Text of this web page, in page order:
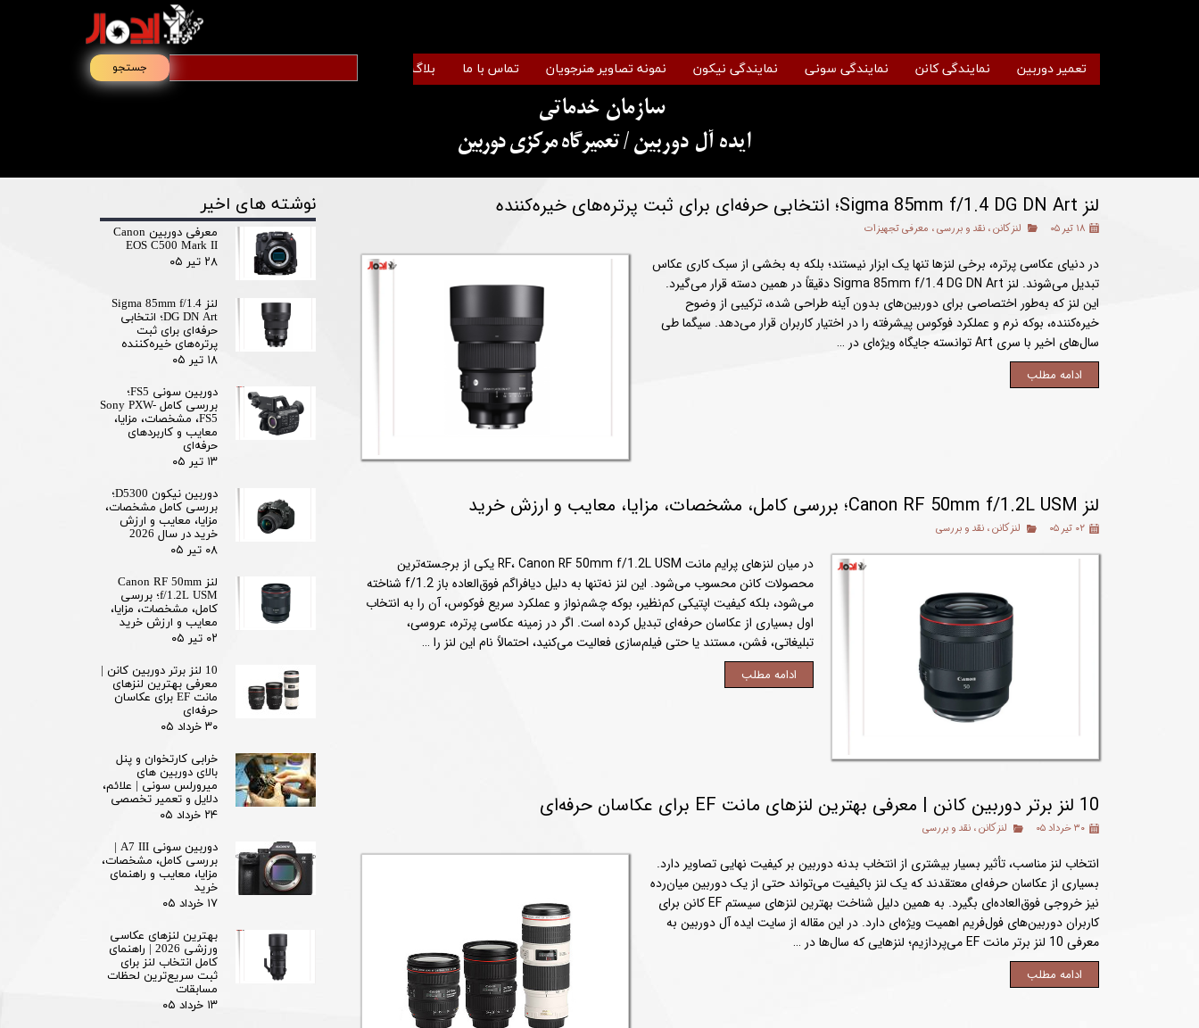
سازمان خدماتی
​​​​​​​ایده آل دوربین / تعمیرگاه مرکزی دوربین
جستجو تعمیر دوربین نمایندگی کانن نمایندگی سونی نمایندگی نیکون نمونه تصاویر هنرجویان تماس با ما بلاگ
لنز Sigma 85mm f/1.4 DG DN Art؛ انتخابی حرفه‌ای برای ثبت پرتره‌های خیره‌کننده
۱۸ تیر ۰۵ لنز کانن، نقد و بررسی، معرفی تجهیزات
در دنیای عکاسی پرتره، برخی لنزها تنها یک ابزار نیستند؛ بلکه به بخشی از سبک کاری عکاس
تبدیل می‌شوند. لنز Sigma 85mm f/1.4 DG DN Art دقیقاً در همین دسته قرار می‌گیرد.
این لنز که به‌طور اختصاصی برای دوربین‌های بدون آینه طراحی شده، ترکیبی از وضوح
خیره‌کننده، بوکه نرم و عملکرد فوکوس پیشرفته را در اختیار کاربران قرار می‌دهد. سیگما طی
سال‌های اخیر با سری Art توانسته جایگاه ویژه‌ای در …
ادامه مطلب
لنز Canon RF 50mm f/1.2L USM؛ بررسی کامل، مشخصات، مزایا، معایب و ارزش خرید
۰۲ تیر ۰۵ لنز کانن، نقد و بررسی
در میان لنزهای پرایم مانت RF، Canon RF 50mm f/1.2L USM یکی از برجسته‌ترین
محصولات کانن محسوب می‌شود. این لنز نه‌تنها به دلیل دیافراگم فوق‌العاده باز f/1.2 شناخته
می‌شود، بلکه کیفیت اپتیکی کم‌نظیر، بوکه چشم‌نواز و عملکرد سریع فوکوس، آن را به انتخاب
اول بسیاری از عکاسان حرفه‌ای تبدیل کرده است. اگر در زمینه عکاسی پرتره، عروسی،
تبلیغاتی، فشن، مستند یا حتی فیلم‌سازی فعالیت می‌کنید، احتمالاً نام این لنز را …
ادامه مطلب
10 لنز برتر دوربین کانن | معرفی بهترین لنزهای مانت EF برای عکاسان حرفه‌ای
۳۰ خرداد ۰۵ لنز کانن، نقد و بررسی
انتخاب لنز مناسب، تأثیر بسیار بیشتری از انتخاب بدنه دوربین بر کیفیت نهایی تصاویر دارد.
بسیاری از عکاسان حرفه‌ای معتقدند که یک لنز باکیفیت می‌تواند حتی از یک دوربین میان‌رده
نیز خروجی فوق‌العاده‌ای بگیرد. به همین دلیل شناخت بهترین لنزهای سیستم EF کانن برای
کاربران دوربین‌های فول‌فریم اهمیت ویژه‌ای دارد. در این مقاله از سایت ایده آل دوربین به
معرفی 10 لنز برتر مانت EF می‌پردازیم؛ لنزهایی که سال‌ها در …
ادامه مطلب
نوشته های اخیر
معرفی دوربین Canon
EOS C500 Mark II
۲۸ تیر ۰۵
لنز Sigma 85mm f/1.4
DG DN Art؛ انتخابی
حرفه‌ای برای ثبت
پرتره‌های خیره‌کننده
۱۸ تیر ۰۵
دوربین سونی FS5؛
بررسی کامل Sony PXW-
FS5، مشخصات، مزایا،
معایب و کاربردهای
حرفه‌ای
۱۳ تیر ۰۵
دوربین نیکون D5300؛
بررسی کامل مشخصات،
مزایا، معایب و ارزش
خرید در سال 2026
۰۸ تیر ۰۵
لنز Canon RF 50mm
f/1.2L USM؛ بررسی
کامل، مشخصات، مزایا،
معایب و ارزش خرید
۰۲ تیر ۰۵
10 لنز برتر دوربین کانن |
معرفی بهترین لنزهای
مانت EF برای عکاسان
حرفه‌ای
۳۰ خرداد ۰۵
خرابی کارتخوان و پنل
بالای دوربین‌ های
میرورلس سونی | علائم،
دلایل و تعمیر تخصصی
۲۴ خرداد ۰۵
دوربین سونی A7 III |
بررسی کامل، مشخصات،
مزایا، معایب و راهنمای
خرید
۱۷ خرداد ۰۵
بهترین لنزهای عکاسی
ورزشی 2026 | راهنمای
کامل انتخاب لنز برای
ثبت سریع‌ترین لحظات
مسابقات
۱۳ خرداد ۰۵